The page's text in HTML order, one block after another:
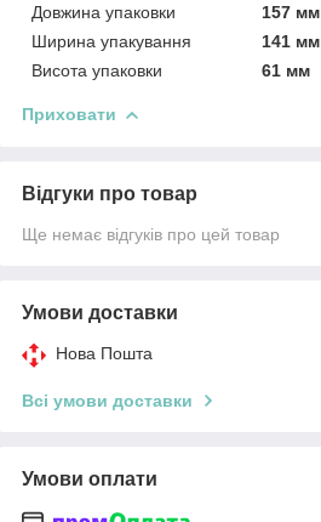
Довжина упаковки
157 мм
Ширина упакування
141 мм
Висота упаковки
61 мм
Приховати
Відгуки про товар
Ще немає відгуків про цей товар
Умови доставки
Нова Пошта
Всі умови доставки
Умови оплати